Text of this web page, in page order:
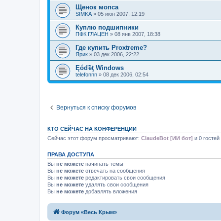
Щенок мопса
SIMKA » 05 июн 2007, 12:19
Куплю подшипники
ПФК ГЛАЦЕН » 08 янв 2007, 18:38
Где купить Proxtreme?
Ярик » 03 дек 2006, 22:22
Ęóďëţ Windows
telefonnn » 08 дек 2006, 02:54
Вернуться к списку форумов
КТО СЕЙЧАС НА КОНФЕРЕНЦИИ
Сейчас этот форум просматривают: ClaudeBot [ИИ бот] и 0 гостей
ПРАВА ДОСТУПА
Вы не можете начинать темы
Вы не можете отвечать на сообщения
Вы не можете редактировать свои сообщения
Вы не можете удалять свои сообщения
Вы не можете добавлять вложения
Форум «Весь Крым»